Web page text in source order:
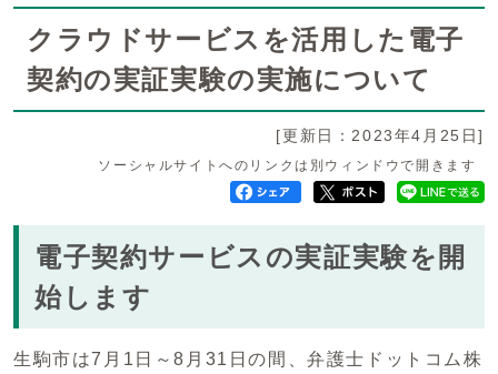
クラウドサービスを活用した電子
契約の実証実験の実施について
[更新日：2023年4月25日]
ソーシャルサイトへのリンクは別ウィンドウで開きます
電子契約サービスの実証実験を開
始します
生駒市は7月1日～8月31日の間、弁護士ドットコム株